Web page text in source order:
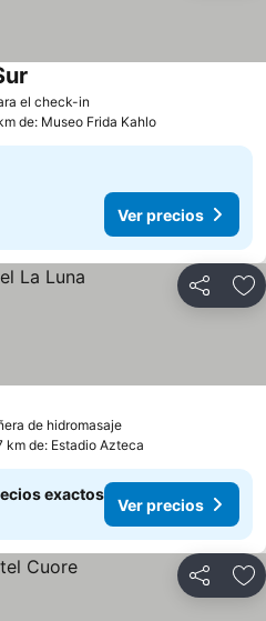
el check-in
de: Museo Frida Kahlo
Ver precios
Compartir
de hidromasajeVer precios
km de: Estadio Azteca
exactos
Ver precios
Compartir